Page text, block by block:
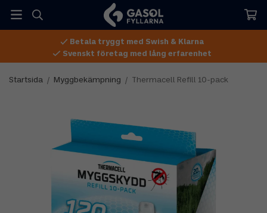
Betala tryggt med Swish & Klarna
Svenskt företag med lång erfarenhet
Startsida / Myggbekämpning / Thermacell Refill 10-pack